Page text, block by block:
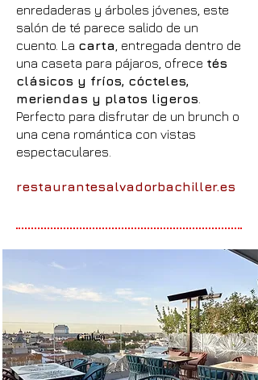
enredaderas y árboles jóvenes, este
salón de té parece salido de un
cuento. La carta , entregada dentro de
una caseta para pájaros, ofrece tés
clásicos y fríos, cócteles,
meriendas y platos ligeros
Perfecto para disfrutar de un brunch o
una cena romántica con vistas
espectaculares.
restaurantesalvadorbachiller.es